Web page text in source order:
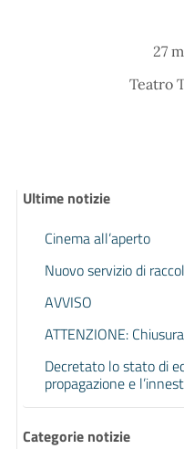
27
Teatro
Ultime notizie
Cinema all’aperto
Nuovo servizio di
AVVISO
ATTENZIONE:
Decretato lo stato di
propagazione e
Categorie notizie